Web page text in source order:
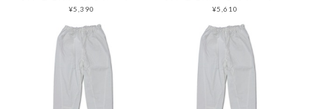
¥5,390 ¥5,610